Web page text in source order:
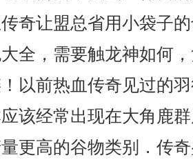
奇让盟总省用小袋子
全，需要触龙神如何
以前热血传奇见过的
该经常出现在大角鹿
更高的谷物类别．传